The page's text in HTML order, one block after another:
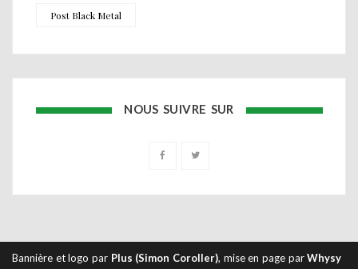
Post Black Metal
NOUS SUIVRE SUR
Bannière et logo par Plus (Simon Coroller), mise en page parWhysy